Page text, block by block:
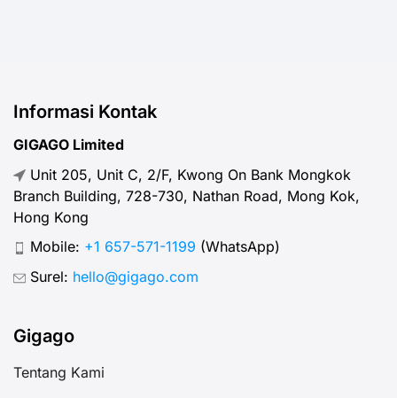
Informasi Kontak
GIGAGO Limited
Unit 205, Unit C, 2/F, Kwong On Bank Mongkok
Branch Building, 728-730, Nathan Road, Mong Kok,
Hong Kong
Mobile: +1 657-571-1199 (WhatsApp)
Surel: hello@gigago.com
Gigago
Tentang Kami